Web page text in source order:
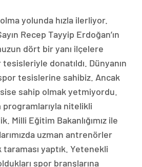
yolunda hızla ilerliyor.
Recep Tayyip Erdoğan’ın
dört bir yanı ilçelere
donatıldı. Dünyanın
tesislerine sahibiz. Ancak
sahip olmak yetmiyordu.
programlarıyla nitelikli
Eğitim Bakanlığımız ile
uzman antrenörler
yaptık. Yetenekli
spor branşlarına